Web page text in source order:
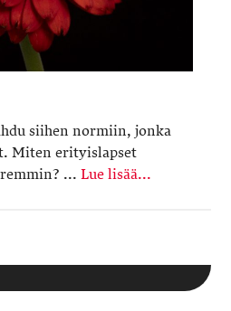
siihen normiin, jonka
Miten erityislapset
...Lue lisää...